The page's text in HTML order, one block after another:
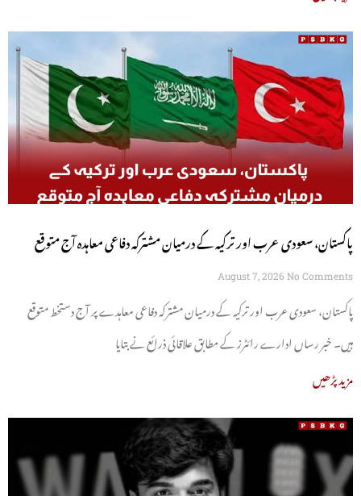
پاکستان، سعودی عرب اور ترکیہ کے درمیان مشترکہ دفاعی معاہدہ آج متوقع
August 7, 2026 No Comments
پاکستان، سعودی عرب اور ترکیہ کے درمیان مشترکہ دفاعی معاہدے پر آج دستخط متوقع
ہیں۔ خبر رساں ادارے رائٹرز کے مطابق علاقائی ذرائع نے بتایا
مزید پڑھیں